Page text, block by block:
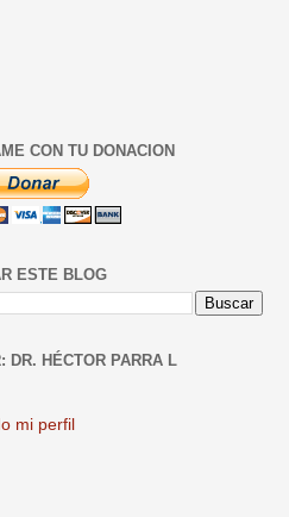
CON TU DONACION
ESTE BLOG
DR. HÉCTOR PARRA L
mi perfil